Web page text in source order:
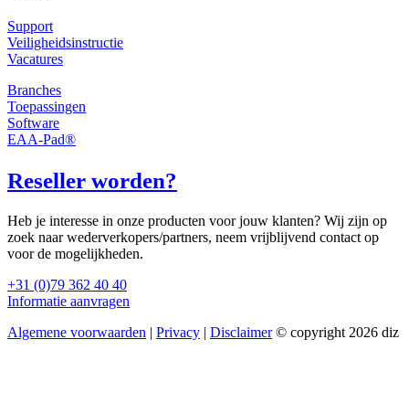
Support
Veiligheidsinstructie
Vacatures
Branches
Toepassingen
Software
EAA-Pad®
Reseller worden?
Heb je interesse in onze producten voor jouw klanten? Wij zijn op
zoek naar wederverkopers/partners, neem vrijblijvend contact op
voor de mogelijkheden.
+31 (0)79 362 40 40
Informatie aanvragen
Algemene voorwaarden | Privacy | Disclaimer© copyright 2026 diz